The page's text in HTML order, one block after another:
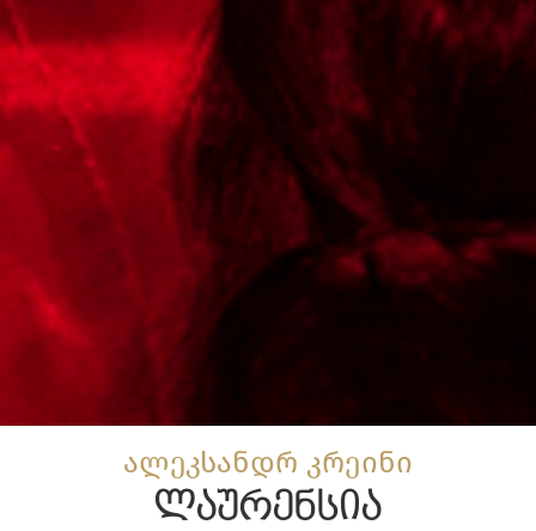
ალეკსანდრ კრეინი
ლაურენსია